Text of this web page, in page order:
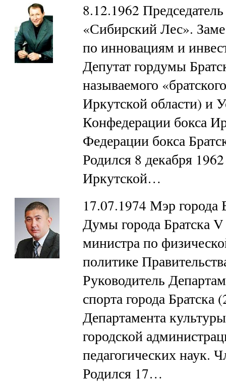
8.12.1962
«Сибирский Лес».
по инновациям и
Депутат гордумы
называемого
Иркутской области) и
Конфедерации бокса
Федерации бокса
Родился 8 декабря
Иркутской…
17.07.1974 Мэр города
Думы города Братска
министра по
политике
Руководитель
спорта города Братска
Департамента
городской
педагогических наук.
Родился 17…